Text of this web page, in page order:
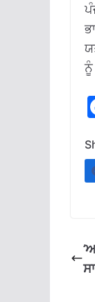
ਨੂੰ